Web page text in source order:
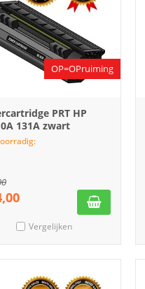
OP=OPruiming
PRT HP
131A zwart
Vergelijken